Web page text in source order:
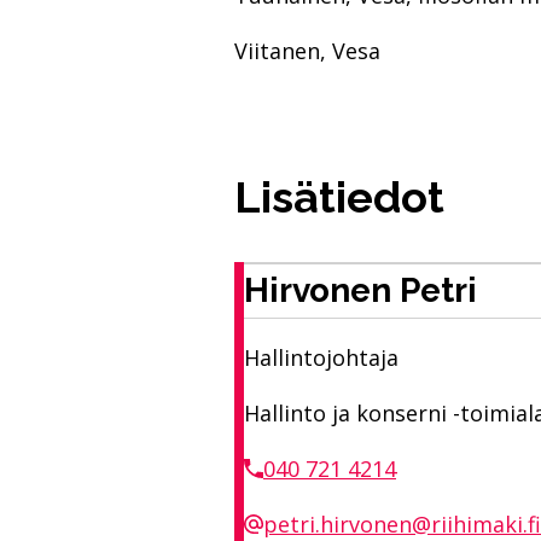
Viitanen, Vesa
Lisätiedot
Hirvonen Petri
Hallintojohtaja
Hallinto ja konserni -
040 721 4214
petri.hirvonen@riihimaki.fi